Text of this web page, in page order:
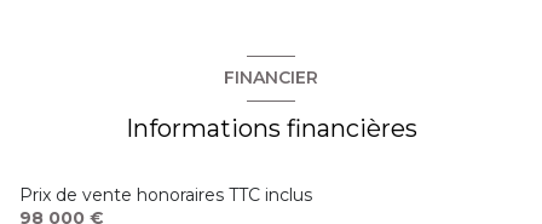
FINANCIER
Informations financières
Prix de vente honoraires TTC inclus
98 000 €